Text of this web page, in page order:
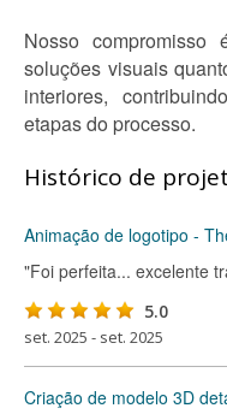
Nosso compromisso
soluções visuais
interiores,
etapas do processo.
Histórico de
Animação de logotipo -
"Foi perfeita... excelente
5.0
set. 2025 - set. 2025
Criação de modelo 3D